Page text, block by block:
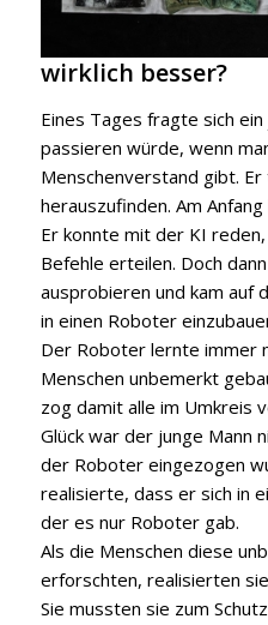
wirklich besser?
Eines Tages fragte sich
passieren würde, wenn
Menschenverstand gibt.
herauszufinden. Am
Er konnte mit der KI
Befehle erteilen. Doch
ausprobieren und kam auf
in einen Roboter
Der Roboter lernte immer
Menschen unbemerkt
zog damit alle im Umkreis
Glück war der junge Mann
der Roboter eingezogen
realisierte, dass er sich in
der es nur Roboter gab.
Als die Menschen diese
erforschten, realisierten
Sie mussten sie zum